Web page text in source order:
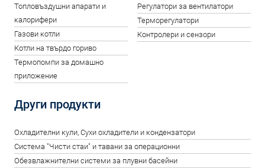
Топловъздушни апарати и
калорифери
Газови котли
Котли на твърдо гориво
Термопомпи за домашно
приложение
Регулатори за вентилатори
Терморегулатори
Контролери и сензори
Други продукти
Oхладителни кули, Сухи охладители и кондензатори
Система "Чисти стаи" и тавани за операционни
Обезвлажнителни системи за плувни басейни